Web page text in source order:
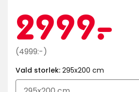
2999-
.
Ordinarie
4999
(4999:-)
Vald storlek: 295x200 cm